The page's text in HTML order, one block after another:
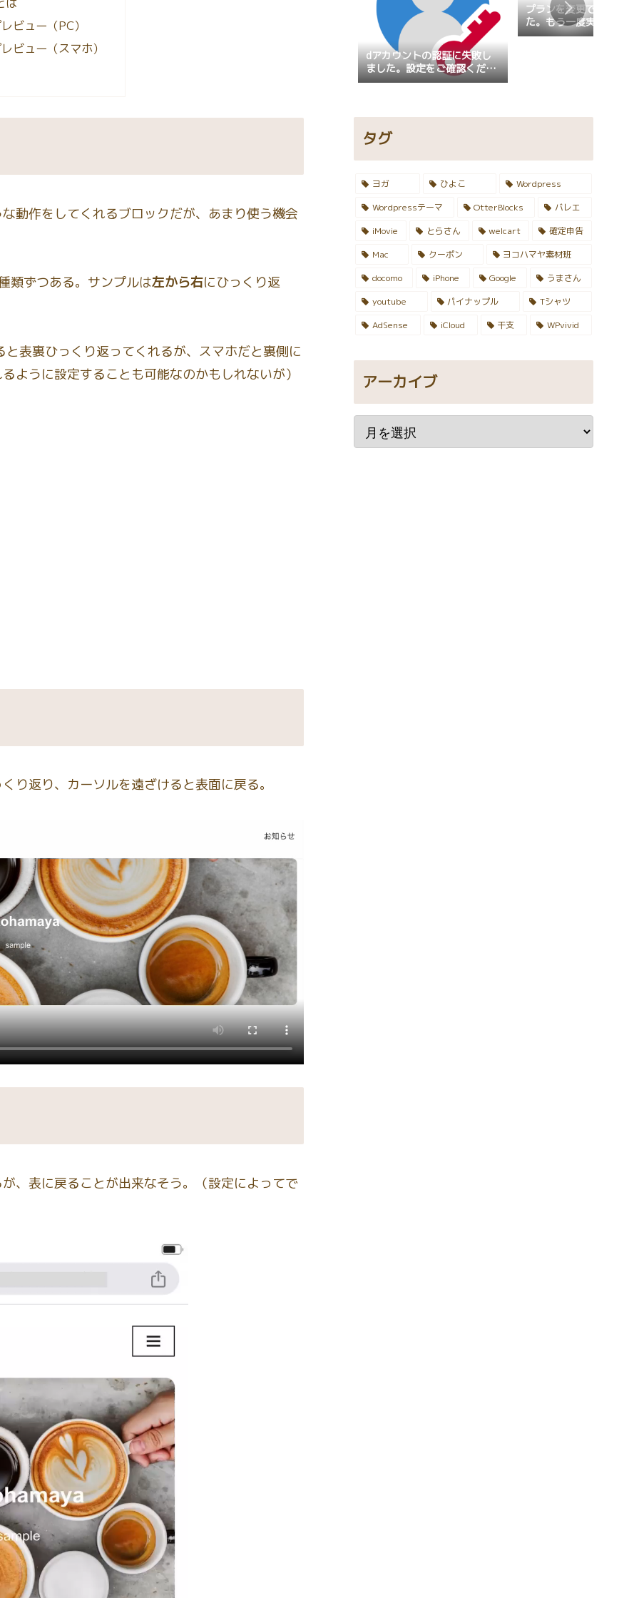
ビュー（PC）
ビュー（スマホ）
動作をしてくれるブロックだが、あまり使う機会
類ずつある。サンプルは左から右にひっくり返
表裏ひっくり返ってくれるが、スマホだと裏側に
ように設定することも可能なのかもしれないが）
り返り、カーソルを遠ざけると表面に戻る。
、表に戻ることが出来なそう。（設定によってで
dアカウントの認証に失敗し
ました。設定をご確認くださ
い。設定の確認が行えない場
プランを変更できません
た。もう一度実行してく
い。
タグ
ヨガ ひよこ
Wordpress
Wordpressテーマ
OtterBlocks
バレエ
iMovie
とらさん welcart
確定申告
Mac
クーポン
ヨコハマヤ素材班
docomo
iPhone Google
うまさん
youtube
パイナップル
Tシャツ
AdSense
iCloud 干支 WPvivid
アーカイブ